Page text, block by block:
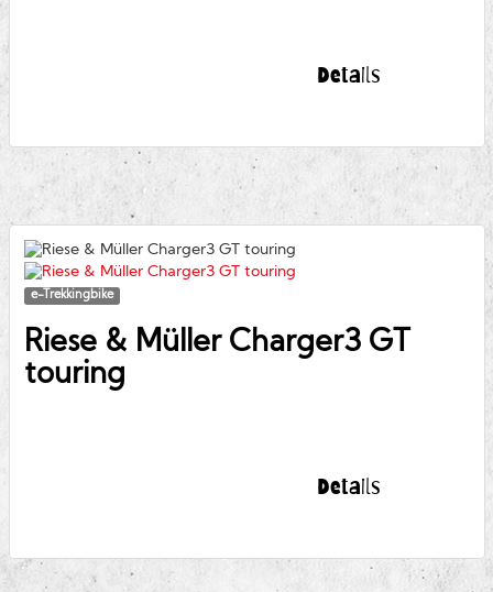
Details
e-Trekkingbike
Riese & MüllerCharger3 GT
touring
Details